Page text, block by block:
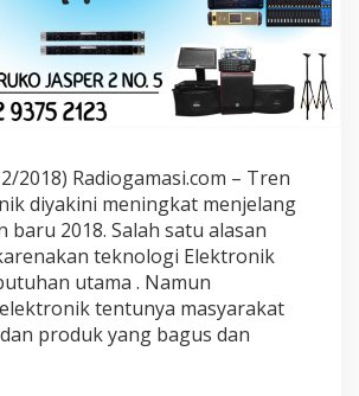
n
i
k
B
e
r
a
l
i
a
s
H
a
2018) Radiogamasi.com – Tren
diyakini meningkat menjelang
baru 2018. Salah satu alasan
teknologi Elektronik
utama . Namun
tentunya masyarakat
produk yang bagus dan